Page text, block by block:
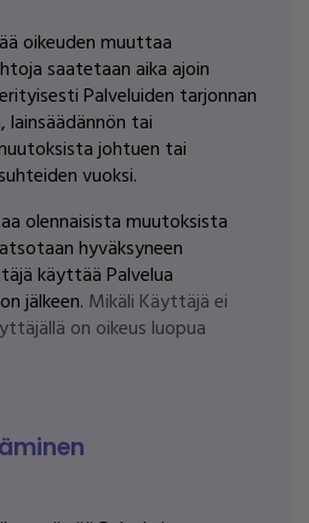
oikeuden muuttaa
saatetaan aika ajoin
Palveluiden tarjonnan
lainsäädännön tai
johtuen tai
vuoksi.
olennaisista muutoksista
hyväksyneen
käyttää Palvelua
jälkeen. Mikäli Käyttäjä ei
on oikeus luopua